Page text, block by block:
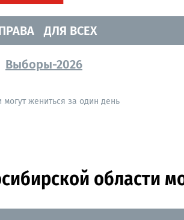
ДЛЯ ВСЕХ
Выборы-2026
жениться за один день
области